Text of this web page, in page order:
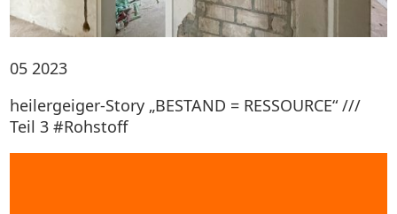
05 2023
heilergeiger-Story „BESTAND = RESSOURCE“ ///
Teil 3 #Rohstoff